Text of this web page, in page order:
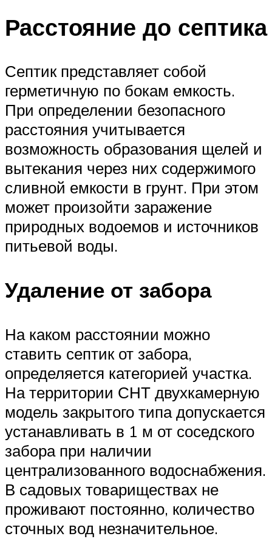
Расстояние до септика
Септик представляет собой
герметичную по бокам емкость.
При определении безопасного
расстояния учитывается
возможность образования щелей и
вытекания через них содержимого
сливной емкости в грунт. При этом
может произойти заражение
природных водоемов и источников
питьевой воды.
Удаление от забора
На каком расстоянии можно
ставить септик от забора,
определяется категорией участка.
На территории СНТ двухкамерную
модель закрытого типа допускается
устанавливать в 1 м от соседского
забора при наличии
централизованного водоснабжения.
В садовых товариществах не
проживают постоянно, количество
сточных вод незначительное.